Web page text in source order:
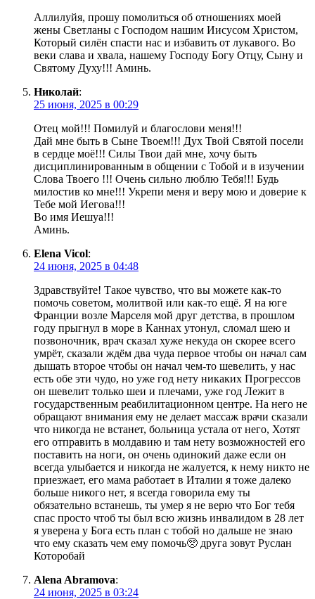
Аллилуйя, прошу помолиться об отношениях моей
жены Светланы с Господом нашим Иисусом Христом,
Который силён спасти нас и избавить от лукавого. Во
веки слава и хвала, нашему Господу Богу Отцу, Сыну и
Святому Духу!!! Аминь.
Николай:
25 июня, 2025 в 00:29
Отец мой!!! Помилуй и благослови меня!!!
Дай мне быть в Сыне Твоем!!! Дух Твой Святой посели
в сердце моё!!! Силы Твои дай мне, хочу быть
дисциплинированным в общении с Тобой и в изучении
Слова Твоего !!! Очень сильно люблю Тебя!!! Будь
милостив ко мне!!! Укрепи меня и веру мою и доверие к
Тебе мой Иегова!!!
Во имя Иешуа!!!
Аминь.
Elena Vicol:
24 июня, 2025 в 04:48
Здравствуйте! Такое чувство, что вы можете как-то
помочь советом, молитвой или как-то ещё. Я на юге
Франции возле Марселя мой друг детства, в прошлом
году прыгнул в море в Каннах утонул, сломал шею и
позвоночник, врач сказал хуже некуда он скорее всего
умрёт, сказали ждём два чуда первое чтобы он начал сам
дышать второе чтобы он начал чем-то шевелить, у нас
есть обе эти чудо, но уже год нету никаких Прогрессов
он шевелит только шеи и плечами, уже год Лежит в
государственным реабилитационном центре. На него не
обращают внимания ему не делает массаж врачи сказали
что никогда не встанет, больница устала от него, Хотят
его отправить в молдавию и там нету возможностей его
поставить на ноги, он очень одинокий даже если он
всегда улыбается и никогда не жалуется, к нему никто не
приезжает, его мама работает в Италии я тоже далеко
больше никого нет, я всегда говорила ему ты
обязательно встанешь, ты умер я не верю что Бог тебя
спас просто чтоб ты был всю жизнь инвалидом в 28 лет
я уверена у Бога есть план с тобой но дальше не знаю
что ему сказать чем ему помочь🥺 друга зовут Руслан
Которобай
Alena Abramova:
24 июня, 2025 в 03:24